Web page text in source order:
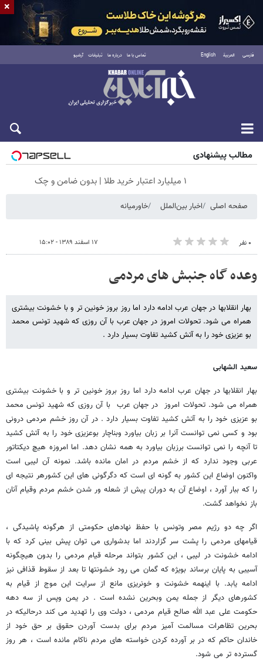
فارسی العربية English تماس با ما درباره ما تبلیغات آرشیو
جمعه ۱۶ مرداد ۱۴۰۵
مطالب پیشنهادی
۱ میلیارد اعتبار خرید طلا | بدون ضامن و چک
صفحه اصلی اخبار بین‌الملل خاورمیانه
۰ نفر ۱۷ اسفند ۱۳۸۹ - ۱۵:۰۲
وعده گاه جنبش های مردمی
بهار انقلابها در جهان عرب ادامه دارد اما روز بروز خونین تر و با خشونت بیشتری
همراه می شود. تحولات امروز در جهان عرب با آن روزی که شهید تونس محمد
بو عزیزی خود را به آتش کشید تفاوت بسیار دارد .
سعید الشهابی
بهار انقلابها در جهان عرب ادامه دارد اما روز بروز خونین تر و با خشونت بیشتری
همراه می شود. تحولات امروز در جهان عرب با آن روزی که شهید تونس محمد
بو عزیزی خود را به آتش کشید تفاوت بسیار دارد . در آن روز خشم مردمی درونی
بود و کسی نمی توانست آنرا بر زبان بیاورد وبناچار بوعزیزی خود را به آتش کشید
تا آنچه را نمی توانست برزبان بیاورد به همه نشان دهد. اما امروزه هیچ دیکتاتور
عربی وجود ندارد که از خشم مردم در امان مانده باشد. نمونه آن لیبی است
واکنون اوضاع این کشور به گونه ای است که دگرگونی های این کشورهر نتیجه ای
را که ببار آورد ، اوضاع آن به دوران پیش از شعله ور شدن خشم مردم وقیام آنان
باز نخواهد گشت.
اگر چه دو رژیم مصر وتونس با حفظ نهادهای حکومتی از هرگونه پاشیدگی ،
قیامهای مردمی را پشت سر گزاردند اما بدشواری می توان پیش بینی کرد که با
ادامه خشونت در لیبی ، این کشور بتواند مرحله قیام مردمی را بدون هیچگونه
آسیبی به پایان برساند بویژه که گمان می رود خشونتها تا بعد از سقوط قذافی نیز
ادامه یابد. با اینهمه خشونت و خونریزی مانع از سرایت این موج از قیام به
کشورهای دیگر از جمله یمن وبحرین نشده است . در یمن وپس از سه دهه
حکومت علی عبد الله صالح قیام مردمی ، دولت وی را تهدید می کند درحالیکه در
بحرین تظاهرات مسالمت آمیز مردم برای بدست آوردن حقوق بر حق خود از
خاندان حاکم که در بر آورده کردن خواسته های مردم ناکام مانده است ، هر روز
گسترده تر می شود.
×